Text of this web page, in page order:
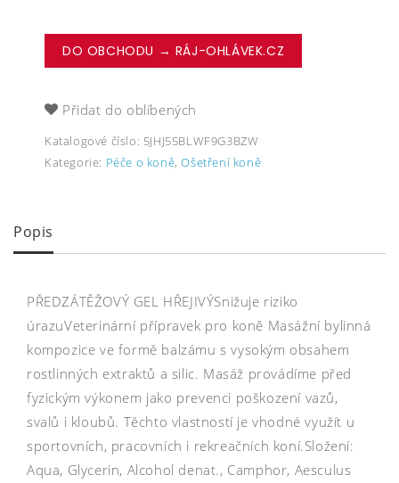
DO OBCHODU → RÁJ-OHLÁVEK.CZ
Přidat do oblíbených
Katalogové číslo: 5JHJ55BLWF9G3BZW
Kategorie: Péče o koně,Ošetření koně
Popis
PŘEDZÁTĚŽOVÝ GEL HŘEJIVÝSnižuje riziko
úrazuVeterinární přípravek pro koně Masážní bylinná
kompozice ve formě balzámu s vysokým obsahem
rostlinných extraktů a silic. Masáž provádíme před
fyzickým výkonem jako prevenci poškození vazů,
svalů i kloubů. Těchto vlastností je vhodné využít u
sportovních, pracovních i rekreačních koní.Složení:
Aqua, Glycerin, Alcohol denat., Camphor, Aesculus